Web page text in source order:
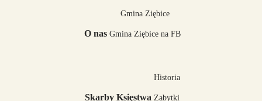
O nas
Gmina Ziębice
Gmina Ziębice na FB
Skarby Księstwa
Historia
Zabytki